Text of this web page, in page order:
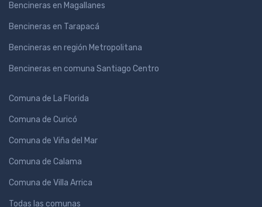
Bencineras en Magallanes
Bencineras en Tarapacá
Bencineras en región Metropolitana
Bencineras en comuna Santiago Centro
Comuna de La Florida
Comuna de Curicó
Comuna de Viña del Mar
Comuna de Calama
Comuna de Villa Arrica
Todas las comunas